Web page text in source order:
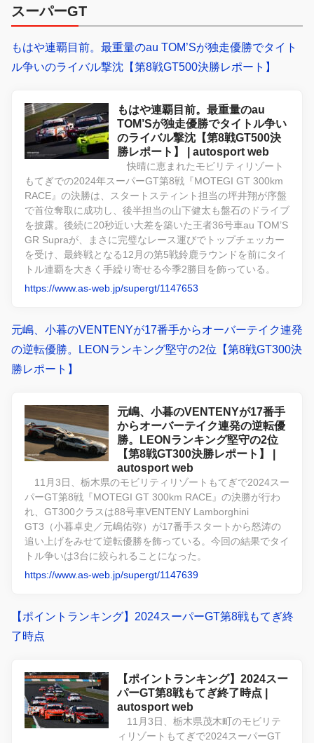
スーパーGT
もはや連覇目前。最重量のau TOM’Sが独走優勝でタイト
ル争いのライバル撃沈【第8戦GT500決勝レポート】
もはや連覇目前。最重量のau
TOM’Sが独走優勝でタイトル争い
のライバル撃沈【第8戦GT500決
勝レポート】 | autosport web
快晴に恵まれたモビリティリゾート
もてぎでの2024年スーパーGT第8戦『MOTEGI GT 300km
RACE』の決勝は、スタートスティント担当の坪井翔が序盤
で首位奪取に成功し、後半担当の山下健太も盤石のドライブ
を披露。後続に20秒近い大差を築いた王者36号車au TOM’S
GR Supraが、まさに完璧なレース運びでトップチェッカー
を受け、最終戦となる12月の第5戦鈴鹿ラウンドを前にタイ
トル連覇を大きく手繰り寄せる今季2勝目を飾っている。
https://www.as-web.jp/supergt/1147653
元嶋、小暮のVENTENYが17番手からオーバーテイク連発
の逆転優勝。LEONランキング堅守の2位【第8戦GT300決
勝レポート】
元嶋、小暮のVENTENYが17番手
からオーバーテイク連発の逆転優
勝。LEONランキング堅守の2位
【第8戦GT300決勝レポート】 |
autosport web
11月3日、栃木県のモビリティリゾートもてぎで2024スー
パーGT第8戦『MOTEGI GT 300km RACE』の決勝が行わ
れ、GT300クラスは88号車VENTENY Lamborghini
GT3（小暮卓史／元嶋佑弥）が17番手スタートから怒涛の
追い上げをみせて逆転優勝を飾っている。今回の結果でタイ
トル争いは3台に絞られることになった。
https://www.as-web.jp/supergt/1147639
【ポイントランキング】2024スーパーGT第8戦もてぎ終
了時点
【ポイントランキング】2024スー
パーGT第8戦もてぎ終了時点 |
autosport web
11月3日、栃木県茂木町のモビリテ
ィリゾートもてぎで2024スーパーGT